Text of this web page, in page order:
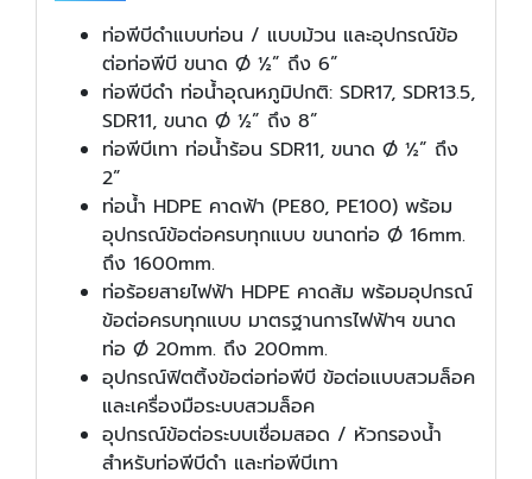
ท่อพีบีดำแบบท่อน / แบบม้วน และอุปกรณ์ข้อ
ต่อท่อพีบี ขนาด Ø ½” ถึง 6”
ท่อพีบีดำ ท่อน้ำอุณหภูมิปกติ: SDR17, SDR13.5,
SDR11, ขนาด Ø ½” ถึง 8”
ท่อพีบีเทา ท่อน้ำร้อน SDR11, ขนาด Ø ½” ถึง
2”
ท่อน้ำ HDPE คาดฟ้า (PE80, PE100) พร้อม
อุปกรณ์ข้อต่อครบทุกแบบ ขนาดท่อ Ø 16mm.
ถึง 1600mm.
ท่อร้อยสายไฟฟ้า HDPE คาดส้ม พร้อมอุปกรณ์
ข้อต่อครบทุกแบบ มาตรฐานการไฟฟ้าฯ ขนาด
ท่อ Ø 20mm. ถึง 200mm.
อุปกรณ์ฟิตติ้งข้อต่อท่อพีบี ข้อต่อแบบสวมล็อค
และเครื่องมือระบบสวมล็อค
อุปกรณ์ข้อต่อระบบเชื่อมสอด / หัวกรองน้ำ
สำหรับท่อพีบีดำ และท่อพีบีเทา